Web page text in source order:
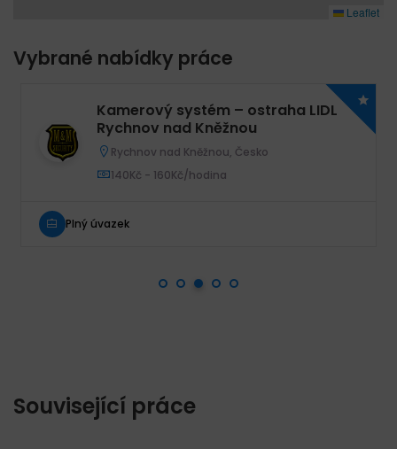
Leaflet
Vybrané nabídky práce
Kamerový systém – ostraha LIDL
Rychnov nad Kněžnou
Rychnov nad Kněžnou, Česko
140Kč - 160Kč/hodina
Plný úvazek
Související práce